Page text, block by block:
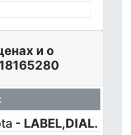
и о
- LABEL,DIAL.